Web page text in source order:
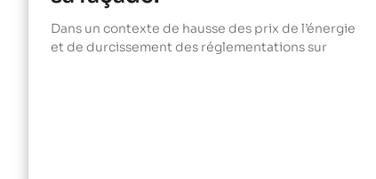
Dans un contexte de hausse des prix de l’énergie
et de durcissement des réglementations sur